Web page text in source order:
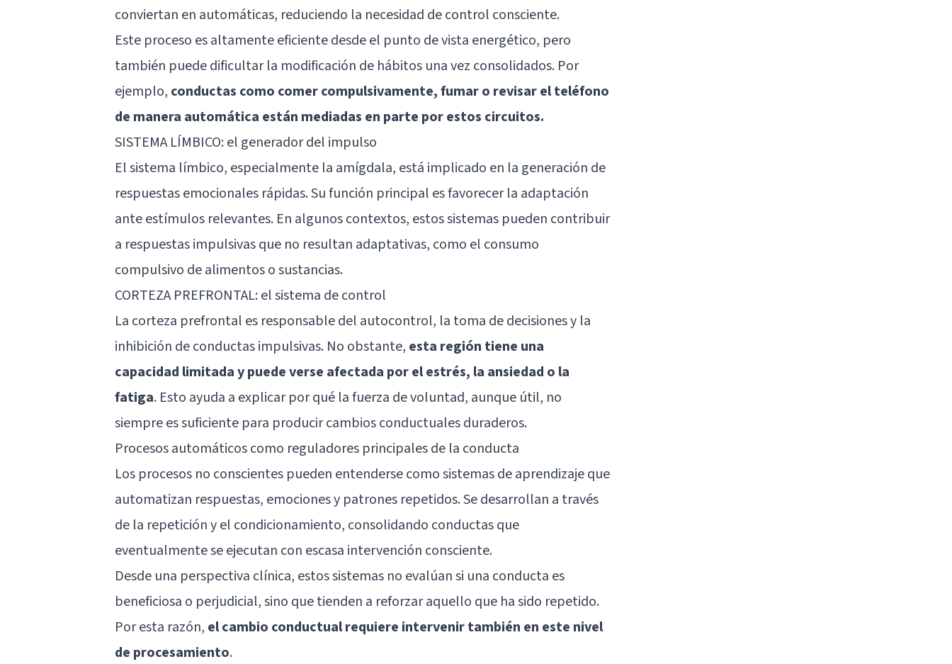
conviertan en automáticas, reduciendo la necesidad de control consciente.
Este proceso es altamente eficiente desde el punto de vista energético, pero
también puede dificultar la modificación de hábitos una vez consolidados. Por
ejemplo, conductas como comer compulsivamente, fumar o revisar el teléfono
de manera automática están mediadas en parte por estos circuitos.
SISTEMA LÍMBICO: el generador del impulso
El sistema límbico, especialmente la amígdala, está implicado en la generación de
respuestas emocionales rápidas. Su función principal es favorecer la adaptación
ante estímulos relevantes. En algunos contextos, estos sistemas pueden contribuir
a respuestas impulsivas que no resultan adaptativas, como el consumo
compulsivo de alimentos o sustancias.
CORTEZA PREFRONTAL: el sistema de control
La corteza prefrontal es responsable del autocontrol, la toma de decisiones y la
inhibición de conductas impulsivas. No obstante, esta región tiene una
capacidad limitada y puede verse afectada por el estrés, la ansiedad o la
fatiga. Esto ayuda a explicar por qué la fuerza de voluntad, aunque útil, no
siempre es suficiente para producir cambios conductuales duraderos.
Procesos automáticos como reguladores principales de la conducta
Los procesos no conscientes pueden entenderse como sistemas de aprendizaje que
automatizan respuestas, emociones y patrones repetidos. Se desarrollan a través
de la repetición y el condicionamiento, consolidando conductas que
eventualmente se ejecutan con escasa intervención consciente.
Desde una perspectiva clínica, estos sistemas no evalúan si una conducta es
beneficiosa o perjudicial, sino que tienden a reforzar aquello que ha sido repetido.
Por esta razón, el cambio conductual requiere intervenir también en este nivel
de procesamiento.